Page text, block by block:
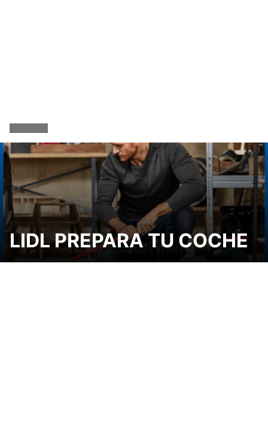
LIDL PREPARA TU COCHE